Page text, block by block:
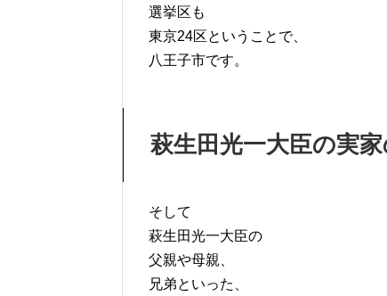
選挙区も
東京24区ということで、
八王子市です。
萩生田光一大臣の実
そして
萩生田光一大臣の
父親や母親、
兄弟といった、